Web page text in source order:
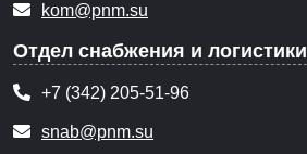
kom@pnm.su
Отдел снабжения и логистики
+7 (342) 205-51-96
snab@pnm.su